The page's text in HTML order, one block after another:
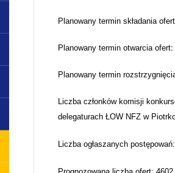
Planowany termin składania ofert
Planowany termin otwarcia ofert:
Planowany termin
Liczba członków komisji
delegaturach ŁOW NFZ w
Liczba ogłaszanych